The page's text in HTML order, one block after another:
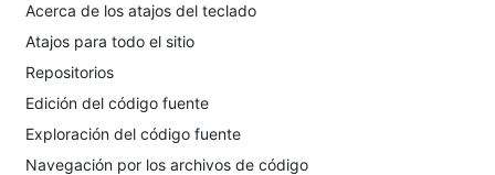
Acerca de los atajos del teclado
Atajos para todo el sitio
Repositorios
Edición del código fuente
Exploración del código fuente
Navegación por los archivos de código